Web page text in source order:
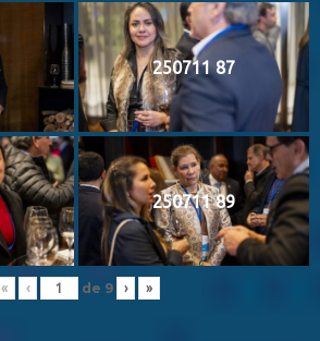
250711 87
250711 89
« ‹ de 9 › »